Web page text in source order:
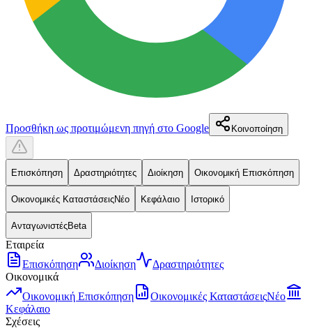
Προσθήκη ως προτιμώμενη πηγή στο Google Κοινοποίηση
Επισκόπηση Δραστηριότητες Διοίκηση Οικονομική Επισκόπηση
Οικονομικές ΚαταστάσειςΝέο Κεφάλαιο Ιστορικό
ΑνταγωνιστέςBeta
Εταιρεία
Επισκόπηση
Διοίκηση
Δραστηριότητες
Οικονομικά
Οικονομική Επισκόπηση
Οικονομικές ΚαταστάσειςΝέο
Κεφάλαιο
Σχέσεις